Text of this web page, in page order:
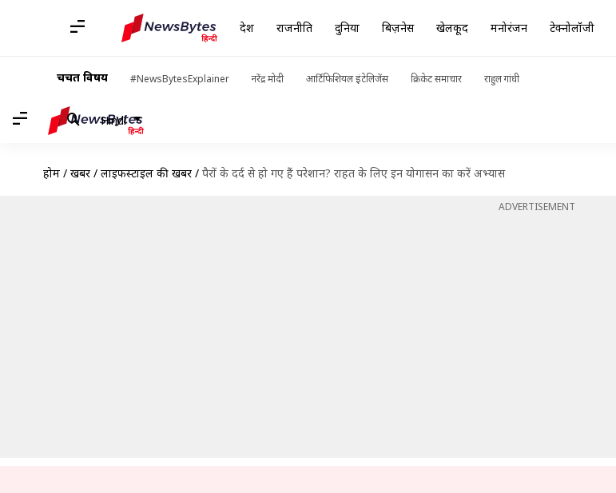
देश राजनीति दुनिया बिज़नेस खेलकूद मनोरंजन टेक्नोलॉजी
चर्चित विषय #NewsBytesExplainer नरेंद्र मोदी आर्टिफिशियल इंटेलिजेंस क्रिकेट समाचार राहुल गांधी
Hindi
होम / खबरें / लाइफस्टाइल की खबरें / पैरों के दर्द से हो गए हैं परेशान? राहत के लिए इन योगासन का करें अभ्यास
ADVERTISEMENT